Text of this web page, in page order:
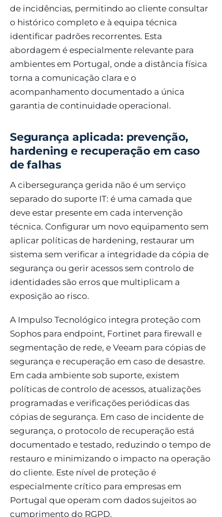
de incidências, permitindo ao cliente consultar
o histórico completo e à equipa técnica
identificar padrões recorrentes. Esta
abordagem é especialmente relevante para
ambientes em Portugal, onde a distância física
torna a comunicação clara e o
acompanhamento documentado a única
garantia de continuidade operacional.
Segurança aplicada: prevenção,
hardening e recuperação em caso
de falhas
A cibersegurança gerida não é um serviço
separado do suporte IT: é uma camada que
deve estar presente em cada intervenção
técnica. Configurar um novo equipamento sem
aplicar políticas de hardening, restaurar um
sistema sem verificar a integridade da cópia de
segurança ou gerir acessos sem controlo de
identidades são erros que multiplicam a
exposição ao risco.
A Impulso Tecnológico integra proteção com
Sophos para endpoint, Fortinet para firewall e
segmentação de rede, e Veeam para cópias de
segurança e recuperação em caso de desastre.
Em cada ambiente sob suporte, existem
políticas de controlo de acessos, atualizações
programadas e verificações periódicas das
cópias de segurança. Em caso de incidente de
segurança, o protocolo de recuperação está
documentado e testado, reduzindo o tempo de
restauro e minimizando o impacto na operação
do cliente. Este nível de proteção é
especialmente crítico para empresas em
Portugal que operam com dados sujeitos ao
cumprimento do RGPD.